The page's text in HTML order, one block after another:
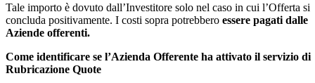
Tale importo è dovuto dall’Investitore solo nel caso in cui l’Offerta si
concluda positivamente. I costi sopra potrebbero essere pagati dalle
Aziende offerenti.
Come identificare se l’Azienda Offerente ha attivato il servizio di
Rubricazione Quote